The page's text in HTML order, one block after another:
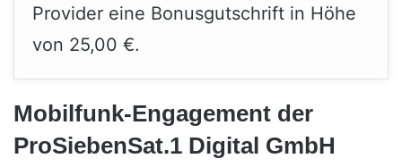
Provider eine Bonusgutschrift in Höhe
von 25,00 €.
Mobilfunk-Engagement der
ProSiebenSat.1 Digital GmbH